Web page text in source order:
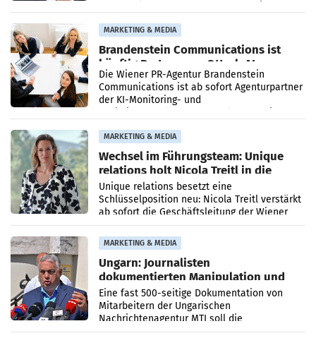
MARKETING & MEDIA
Brandenstein Communications ist
künftig Partner von OtterlyAI
Die Wiener PR-Agentur Brandenstein
Communications ist ab sofort Agenturpartner
der KI-Monitoring- und
MARKETING & MEDIA
Wechsel im Führungsteam: Unique
relations holt Nicola Treitl in die
Geschäftsleitung
Unique relations besetzt eine
Schlüsselposition neu: Nicola Treitl verstärkt
ab sofort die Geschäftsleitung der Wiener
PR-Agentur an der Seite von Josef Kalina und
Anna Kalina-Mahr.
MARKETING & MEDIA
Ungarn: Journalisten
dokumentierten Manipulation und
Zensur
Eine fast 500-seitige Dokumentation von
Mitarbeitern der Ungarischen
Nachrichtenagentur MTI soll die
systematische Nachrichten-Manipulation und